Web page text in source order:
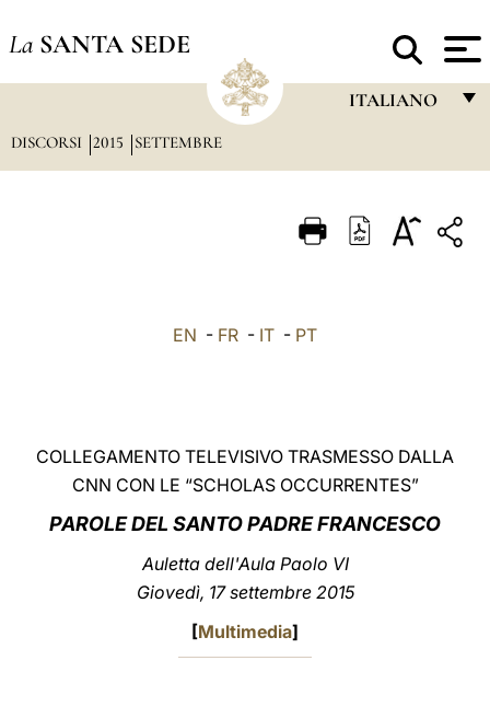
La SANTA SEDE
ITALIANO
ITALIANO
中文
LATINE
DISCORSI 2015 SETTEMBRE
EN - FR - IT - PT
COLLEGAMENTO TELEVISIVO TRASMESSO DALLA
CNN CON LE “SCHOLAS OCCURRENTES”
PAROLE DEL SANTO PADRE FRANCESCO
Auletta dell'Aula Paolo VI
Giovedì, 17 settembre 2015
[Multimedia]